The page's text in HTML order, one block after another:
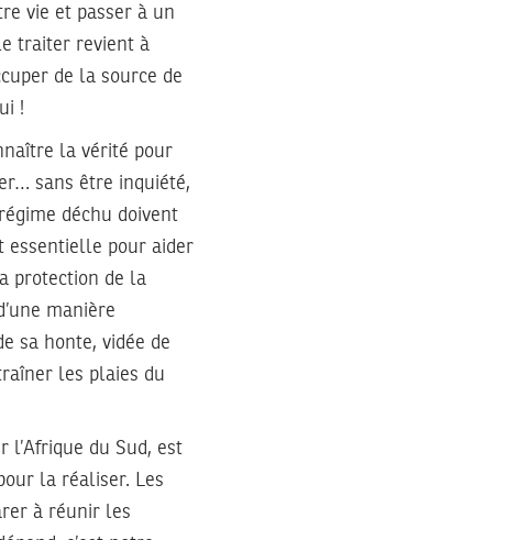
vie et passer à un
traiter revient à
de la source de
!
la vérité pour
sans être inquiété,
déchu doivent
essentielle pour aider
protection de la
manière
sa honte, vidée de
les plaies du
l’Afrique du Sud, est
la réaliser. Les
à réunir les